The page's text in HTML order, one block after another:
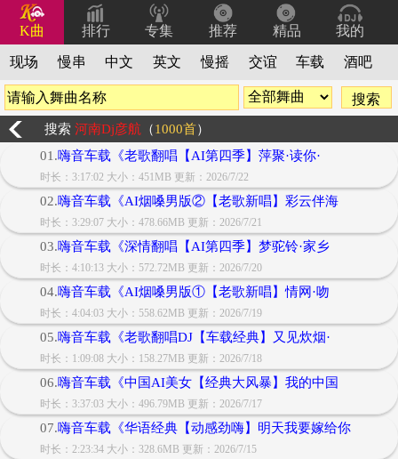
K曲 排行 专集 推荐 精品 我的
现场 慢串 中文 英文 慢摇 交谊 车载 酒吧
搜索 河南Dj彦航 （1000首）
01.嗨音车载《老歌翻唱【AI第四季】萍聚·读你·
时长：3:17:02 大小：451MB 更新：2026/7/22
02.嗨音车载《AI烟嗓男版②【老歌新唱】彩云伴海
时长：3:29:07 大小：478.66MB 更新：2026/7/21
03.嗨音车载《深情翻唱【AI第四季】梦驼铃·家乡
时长：4:10:13 大小：572.72MB 更新：2026/7/20
04.嗨音车载《AI烟嗓男版①【老歌新唱】情网·吻
时长：4:04:03 大小：558.62MB 更新：2026/7/19
05.嗨音车载《老歌翻唱DJ【车载经典】又见炊烟·
时长：1:09:08 大小：158.27MB 更新：2026/7/18
06.嗨音车载《中国AI美女【经典大风暴】我的中国
时长：3:37:03 大小：496.79MB 更新：2026/7/17
07.嗨音车载《华语经典【动感劲嗨】明天我要嫁给你
时长：2:23:34 大小：328.6MB 更新：2026/7/15